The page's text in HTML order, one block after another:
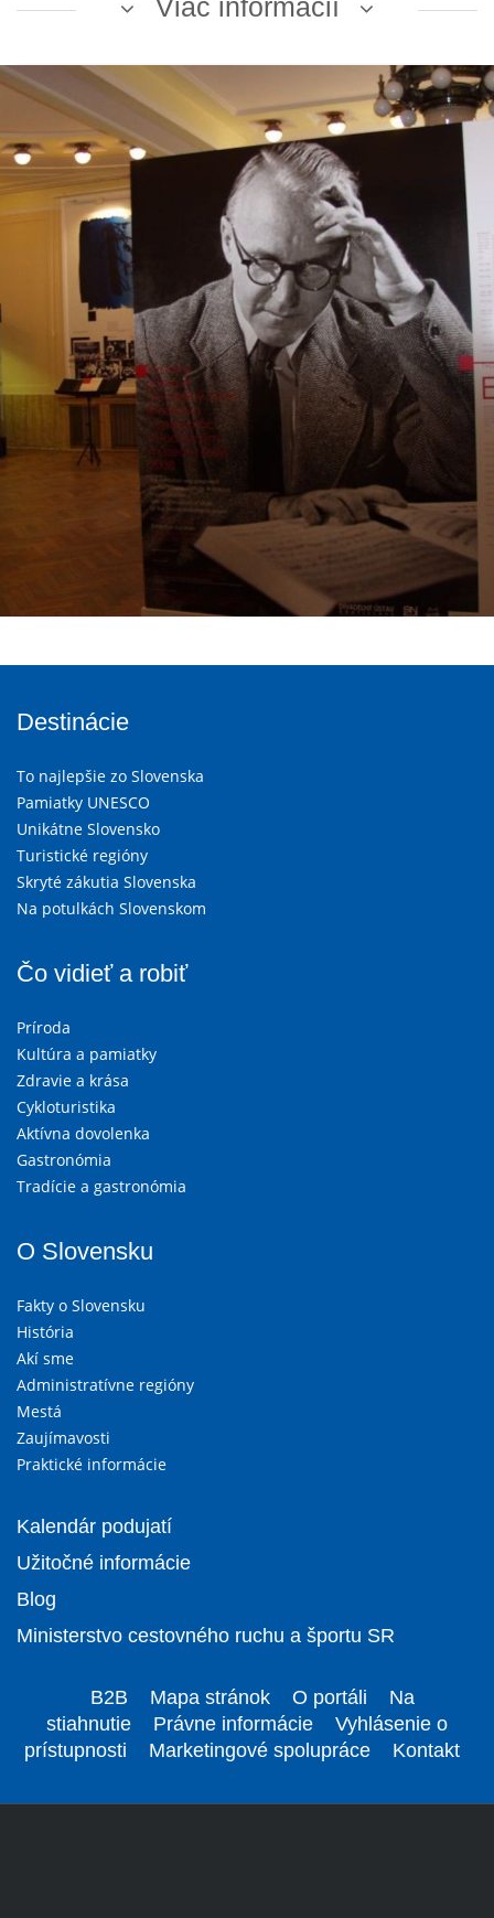
Viac informácií
Destinácie
To najlepšie zo Slovenska
Pamiatky UNESCO
Unikátne Slovensko
Turistické regióny
Skryté zákutia Slovenska
Na potulkách Slovenskom
Čo vidieť a robiť
Príroda
Kultúra a pamiatky
Zdravie a krása
Cykloturistika
Aktívna dovolenka
Gastronómia
Tradície a gastronómia
O Slovensku
Fakty o Slovensku
História
Akí sme
Administratívne regióny
Mestá
Zaujímavosti
Praktické informácie
Kalendár podujatí
Užitočné informácie
Blog
Ministerstvo cestovného ruchu a športu SR
B2B Mapa stránok O portáli
Na
stiahnutie
Právne informácie
Vyhlásenie o
prístupnosti
Marketingové spolupráce Kontakt